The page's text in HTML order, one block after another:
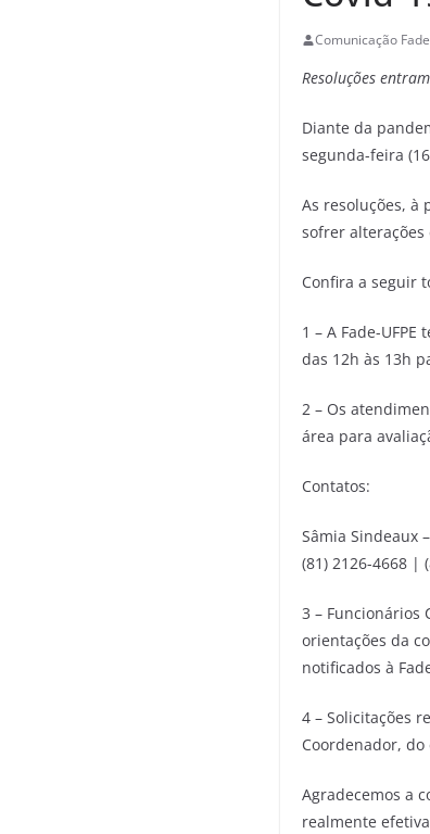
Comunicação
Resoluções
Diante da
segunda-feira
As resoluções, à
sofrer alterações
Confira a seguir
1 – A Fade-
das 12h às 13h
2 – Os
área para
Contatos:
Sâmia Sindeaux
(81) 2126-4668 |
3 – Funcionários
orientações da
notificados à
4 – Solicitações
Coordenador, do
Agradecemos a
realmente